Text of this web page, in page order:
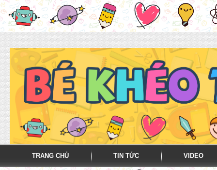
TRANG CHỦ TIN TỨC VIDEO